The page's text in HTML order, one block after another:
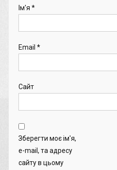
Ім'я *
Email *
Сайт
Зберегти моє ім'я,
e-mail, та адресу
сайту в цьому